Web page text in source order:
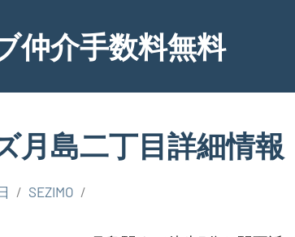
仲介手数料無料
月島二丁目詳細情報
SEZIMO